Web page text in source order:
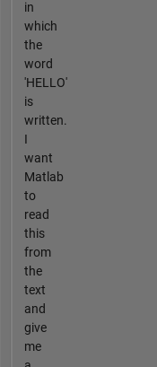
in
which
the
word
'HELLO'
is
written.
I
want
Matlab
to
read
this
from
the
text
and
give
me